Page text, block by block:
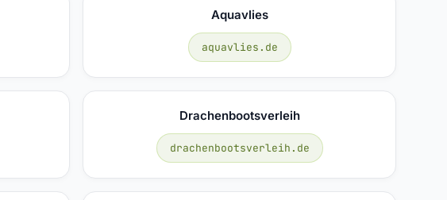
Aquavlies
aquavlies.de
Drachenbootsverleih
drachenbootsverleih.de